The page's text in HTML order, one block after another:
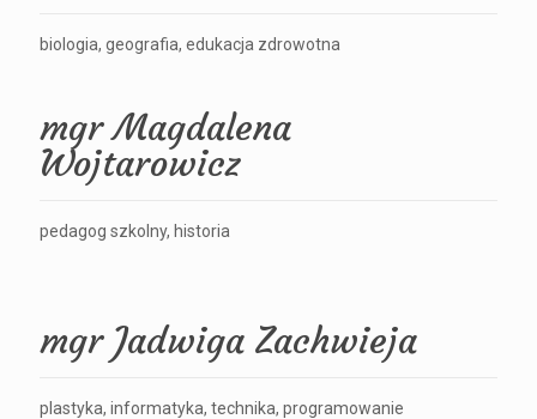
biologia, geografia, edukacja zdrowotna
mgr Magdalena
Wojtarowicz
pedagog szkolny, historia
mgr Jadwiga Zachwieja
plastyka, informatyka, technika, programowanie